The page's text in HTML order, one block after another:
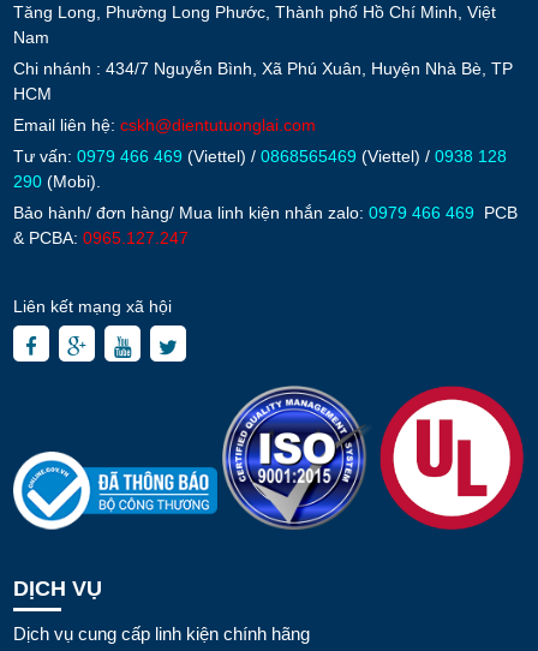
Tăng Long, Phường Long Phước, Thành phố Hồ Chí Minh, Việt
Nam
Chi nhánh : 434/7 Nguyễn Bình, Xã Phú Xuân, Huyện Nhà Bè, TP
HCM
Email liên hệ: cskh@dientutuonglai.com
Tư vấn: 0979 466 469 (Viettel) / 0868565469 (Viettel) / 0938 128
290 (Mobi).
Bảo hành/ đơn hàng/ Mua linh kiện nhắn zalo: 0979 466 469
PCB
& PCBA: 0965.127.247
Liên kết mạng xã hội
DỊCH VỤ
Dịch vụ cung cấp linh kiện chính hãng